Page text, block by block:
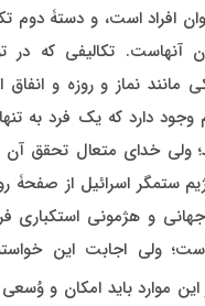
افراد است، و دستۀ دوم
آنهاست. تکالیفی که در
مانند نماز و روزه و انفاق
دارد که یک فرد به
ولی خدای متعال تحقق آن
ستمگر اسرائیل از صفحۀ
و هژمونی استکباری
ولی اجابت این
این موارد باید امکان و